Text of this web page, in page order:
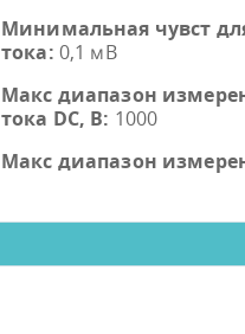
Минимальная чувст
тока: 0,1 мВ
Макс диапазон
тока DC, В: 1000
Макс диапазон